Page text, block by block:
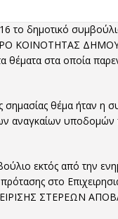
το δημοτικό
ΚΟΙΝΟΤΗΤΑΣ ΔΗΜΟΥ
θέματα στα οποία
θέμα ήταν η
αναγκαίων
εκτός από την
στο
ΣΤΕΡΕΩΝ